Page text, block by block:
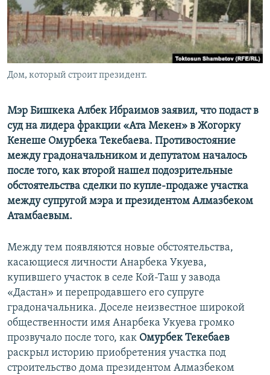
Дом, который строит президент.
Мэр Бишкека Албек Ибраимов заявил, что подаст в
суд на лидера фракции «Ата Мекен» в Жогорку
Кенеше Омурбека Текебаева. Противостояние
между градоначальником и депутатом началось
после того, как второй нашел подозрительные
обстоятельства сделки по купле-продаже участка
между супругой мэра и президентом Алмазбеком
Атамбаевым.
Между тем появляются новые обстоятельства,
касающиеся личности Анарбека Укуева,
купившего участок в селе Кой-Таш у завода
«Дастан» и перепродавшего его супруге
градоначальника. Доселе неизвестное широкой
общественности имя Анарбека Укуева громко
прозвучало после того, как Омурбек Текебаев
раскрыл историю приобретения участка под
строительство дома президентом Алмазбеком